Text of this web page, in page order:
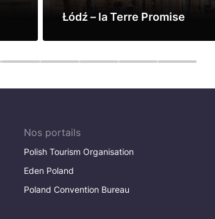
Łódź – la Terre Promise
Lire la suite
4 5 6 7 8
Nos portails
Polish Tourism Organisation
Eden Poland
Poland Convention Bureau